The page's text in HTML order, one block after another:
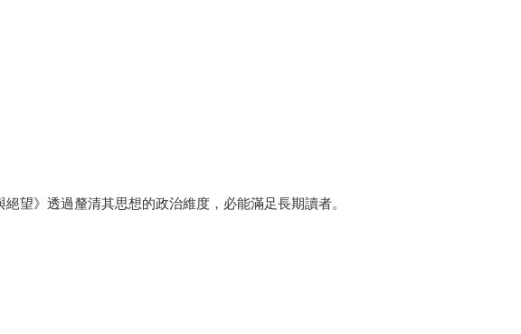
望》透過釐清其思想的政治維度，必能滿足長期讀者。